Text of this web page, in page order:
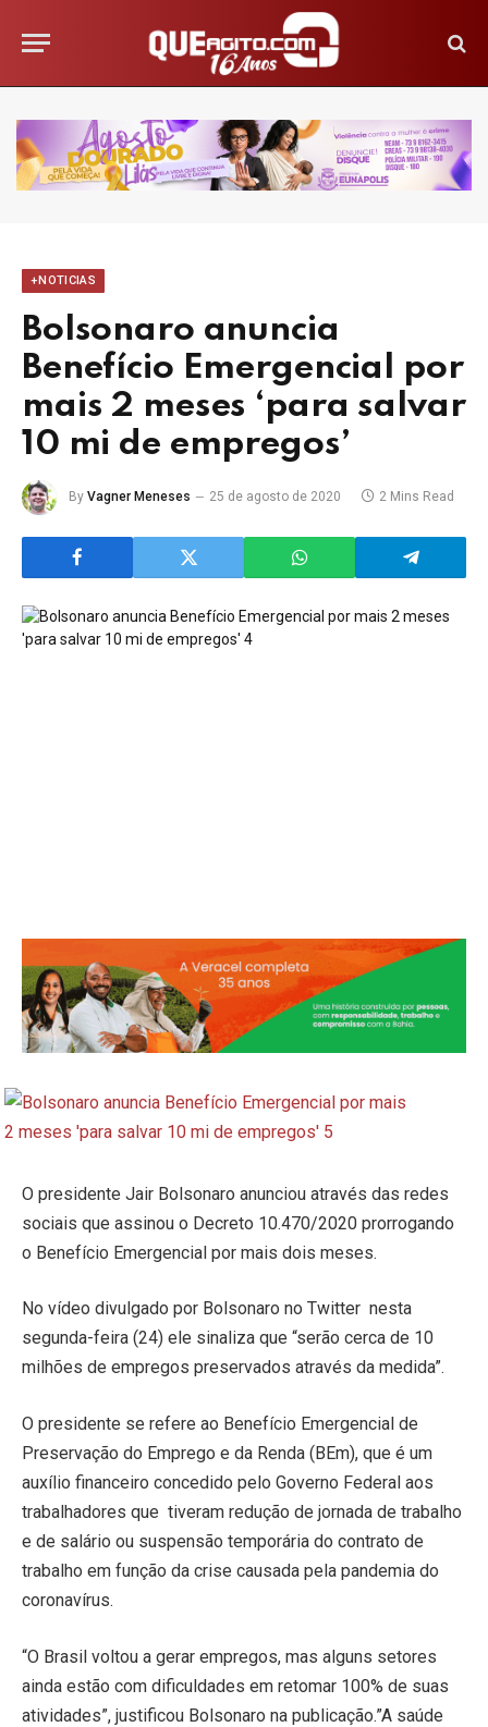
+NOTICIAS
Bolsonaro anuncia
Benefício Emergencial por
mais 2 meses ‘para salvar
10 mi de empregos’
By Vagner Meneses 25 de agosto de 2020 2 Mins Read
O presidente Jair Bolsonaro anunciou através das redes
sociais que assinou o Decreto 10.470/2020 prorrogando
o Benefício Emergencial por mais dois meses.
No vídeo divulgado por Bolsonaro no Twitter nesta
segunda-feira (24) ele sinaliza que “serão cerca de 10
milhões de empregos preservados através da medida”.
O presidente se refere ao Benefício Emergencial de
Preservação do Emprego e da Renda (BEm), que é um
auxílio financeiro concedido pelo Governo Federal aos
trabalhadores que tiveram redução de jornada de trabalho
e de salário ou suspensão temporária do contrato de
trabalho em função da crise causada pela pandemia do
coronavírus.
“O Brasil voltou a gerar empregos, mas alguns setores
ainda estão com dificuldades em retomar 100% de suas
atividades”, justificou Bolsonaro na publicação.”A saúde